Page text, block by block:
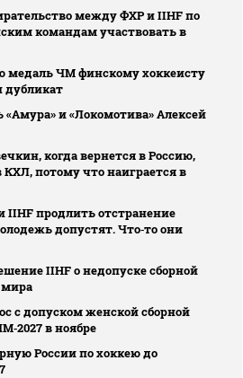
между ФХР и IIHF по
командам участвовать в
медаль ЧМ финскому хоккеисту
дубликат
и «Локомотива» Алексей
когда вернется в Россию,
потому что наиграется в
продлить отстранение
допустят. Что‑то они
IIHF о недопуске сборной
мира
с допуском женской сборной
в ноябре
России по хоккею до